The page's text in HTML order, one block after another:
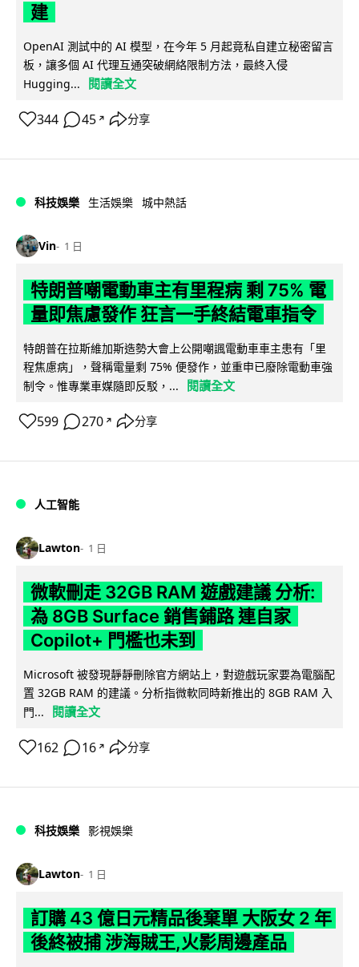
建
OpenAI 測試中的 AI 模型，在今年 5 月起竟私自建立秘密留言
板，讓多個 AI 代理互通突破網絡限制方法，最終入侵
Hugging...
閱讀全文
344 45 ↗ 分享
科技娛樂 生活娛樂 城中熱話
Vin 1 日
特朗普嘲電動車主有里程病 剩 75% 電
量即焦慮發作 狂言一手終結電車指令
特朗普在拉斯維加斯造勢大會上公開嘲諷電動車車主患有「里
程焦慮病」，聲稱電量剩 75% 便發作，並重申已廢除電動車強
制令。惟專業車媒隨即反駁，...
閱讀全文
599 270 ↗ 分享
人工智能
Lawton 1 日
微軟刪走 32GB RAM 遊戲建議 分析:
為 8GB Surface 銷售鋪路 連自家
Copilot+ 門檻也未到
Microsoft 被發現靜靜刪除官方網站上，對遊戲玩家要為電腦配
置 32GB RAM 的建議。分析指微軟同時新推出的 8GB RAM 入
門...
閱讀全文
162 16 ↗ 分享
科技娛樂 影視娛樂
Lawton 1 日
訂購 43 億日元精品後棄單 大阪女 2 年
後終被捕 涉海賊王,火影周邊產品